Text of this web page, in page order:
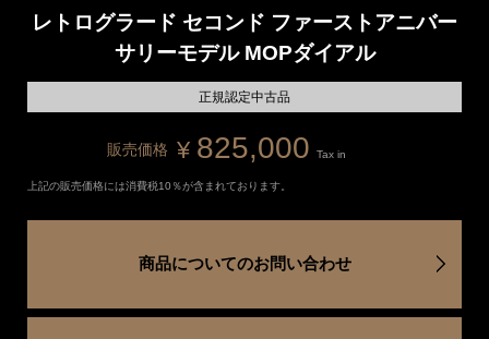
レトログラード セコンド ファーストアニバー
サリーモデル MOPダイアル
正規認定中古品
販売価格 ¥ 825,000 Tax in
上記の販売価格には消費税10％が含まれております。
商品についてのお問い合わせ